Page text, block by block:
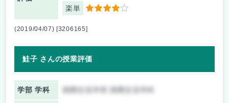
楽単 4
(2019/04/07) [3206165]
鮭子 さんの授業評価
学部 学科